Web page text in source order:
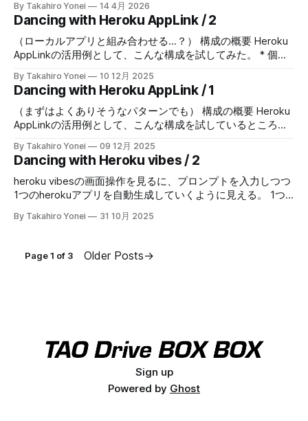
Slack連携できます」が無償化という話でなくて、フォーム
型UI（ユーザインタフェース）から会話型UIへ開発リソース
を移していくというSalesforceの意思決定だろう。 Heroku
の「sustaining engineering」に始まって、Salesforce Multi-
ていたが、新しい組織での Chatt
のところはwikiを見ながら進めていけるので以下もご参考
に。） https://github.com/forcedotcom/mcp-hosted/wiki 主
な作業としてはこんなところ 1. 外部クライアントアプリケー
ションを作成 2. MCPサーバーを有効化 3. MCPクライアント
Editionを利用してます。 では早速↓ 1. 外部クライアントア
プリケーションを作成 セットアップ > アプリケーション
> 外部クライアントアプリケーション > 外部クライアン
トアプリケーションマネージャー から、新規外部クライア
ョン名、API参照名などいつも通り好きに指定する。 API
(OAuth設定の有効化) OAuthを有
By Takahiro Yonei 14 4月 2026
Dancing with Heroku AppLink / 2
（ローカルアプリと組み合わせる...？） 構成の概要 Heroku
AppLinkの活用例として、こんな構成を試してみた。 * 個別
ケーションはSalesforceのデータを参照したり、データを作
成する。 * Electronアプリケーションに、Salesforceのアク
セストークンを持たせてアクセスできるようにしたい。 * し
かし、Electronアプリケーション内にSalesforceのアカウン
たくない。 * Electronアプリケーションに渡す情報には
Salesforce外の情報もあり、その諸々の情報をまとめるため
にHerokuアプリケーションを設置した。 * （Apexコードを
書くのがやや面倒...） といったあたりで、上のような構成を
で大活躍するので、そこに絞った話をしてみよう。 まず、
By Takahiro Yonei 10 12月 2025
Dancing with Heroku AppLink / 1
（まずはよくありそうなパターンでも） 構成の概要 Heroku
AppLinkの活用例として、こんな構成を試しているところ。
ムを構築してる。 * HerokuはFrontend(Next.js)と
Backend(Medusa.js)を使ってアプリケーションを作成して
いる。 * Salesforceで作成したデータをHeroku Backendに
連携する。BackendのAPIを外部サービスとしてSalesforceに
* Fronendから送信されたデータは、Backendを介して
へのアクセストークンを取得してSalesforceにデータを書き
込む。 構成としては、よくありそうなパターンではなかろ
By Takahiro Yonei 09 12月 2025
Dancing with Heroku vibes / 2
heroku vibesの画面操作を見るに、プロンプトを入力しつつ
1つのherokuアプリを自動生成していくように見える。 1つ
に思える。 しかし、複数のherokuアプリを組み合わせてシ
してくれるだろうか？ プログラマの視点からすると、アプ
リの自動生成については...あまり優位性が見出せない。
プログラマでない人からすれば、herokuアプリを自動生成し
てくれるのは助かる場面はありそうだ。 ただの想像だけ
ど、salesforceを拡張する機能としてheroku applinkを使っ
たherokuアプリを自動生成する...みたいな場面であれば、プ
By Takahiro Yonei 31 10月 2025
Page 1 of 3 Older Posts→
Sign up
Powered by Ghost